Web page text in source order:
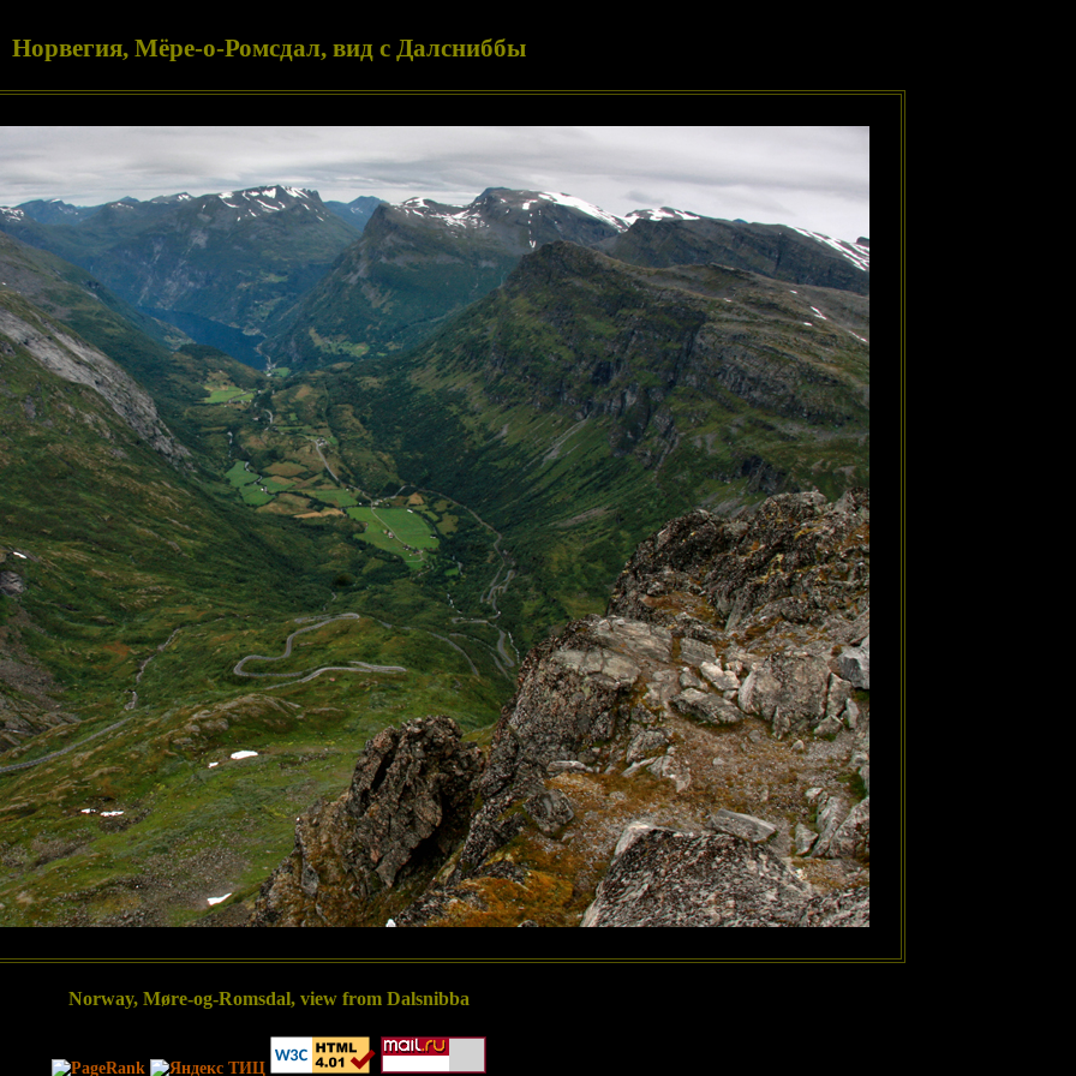
Норвегия, Мёре-о-Ромсдал, вид с Далсниббы
Norway, Møre-og-Romsdal, view from Dalsnibba